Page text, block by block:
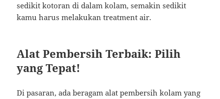
sedikit kotoran di dalam kolam, semakin sedikit
kamu harus melakukan treatment air.
Alat Pembersih Terbaik: Pilih
yang Tepat!
Di pasaran, ada beragam alat pembersih kolam yang